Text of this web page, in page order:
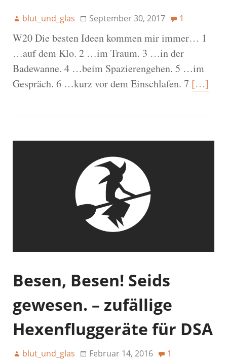
blut_und_glas September 30, 2017 1
W20 Die besten Ideen kommen mir immer… 1
…auf dem Klo. 2 …im Traum. 3 …in der
Badewanne. 4 …beim Spazierengehen. 5 …im
Gespräch. 6 …kurz vor dem Einschlafen. 7 […]
Besen, Besen! Seids
gewesen. – zufällige
Hexenfluggeräte für DSA
blut_und_glas Februar 14, 2016 1